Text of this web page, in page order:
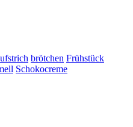
brötchen Frühstück
Schokocreme